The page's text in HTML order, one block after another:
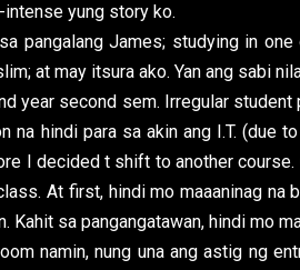
intense yung story ko.
pangalang James; studying in
at may itsura ako. Yan ang sabi
year second sem. Irregular student
na hindi para sa akin ang I.T. (due
I decided t shift to another
At first, hindi mo maaaninag na
Kahit sa pangangatawan, hindi mo
namin, nung una ang astig ng